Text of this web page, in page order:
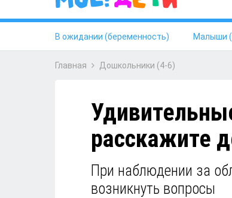
В ожидании (беременность) Малыши
Главная Дошкольники (4-6)
расскажите
При наблюдении за
возникнуть вопросы